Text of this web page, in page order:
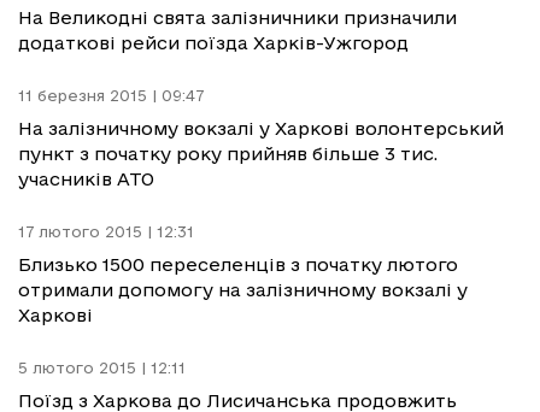
На Великодні свята залізничники призначили
додаткові рейси поїзда Харків-Ужгород
11 березня 2015 | 09:47
На залізничному вокзалі у Харкові волонтерський
пункт з початку року прийняв більше 3 тис.
учасників АТО
17 лютого 2015 | 12:31
Близько 1500 переселенців з початку лютого
отримали допомогу на залізничному вокзалі у
Харкові
5 лютого 2015 | 12:11
Поїзд з Харкова до Лисичанська продовжить